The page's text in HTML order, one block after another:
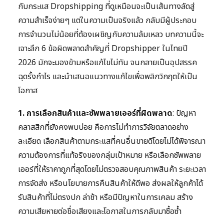
กับกระแส Dropshipping ที่ดูเหมือนจะเป็นเส้นทางลัดสู่
ความสำเร็จง่ายๆ แต่ในความเป็นจริงแล้ว กลับมีผู้ประกอบ
การจำนวนไม่น้อยที่ต้องเผชิญกับความล้มเหลว บทความนี้จะ
เจาะลึก 6 ข้อผิดพลาดสำคัญที่ Dropshipper ในไทยปี
2026 มักจะมองข้ามหรือแก้ไขไม่ทัน จนกลายเป็นอุปสรรค
ฉุดรั้งกำไร และนำเสนอแนวทางแก้ไขเพื่อพลิกวิกฤตให้เป็น
โอกาส
1. การเลือกสินค้าและซัพพลายเออร์ที่ผิดพลาด: ปัญหา
คลาสสิกที่ยังคงพบบ่อย คือการไม่ทำการวิจัยตลาดอย่าง
ละเอียด เลือกสินค้าตามกระแสที่คนอื่นขายดีโดยไม่ได้พิจารณา
ความต้องการที่แท้จริงของกลุ่มเป้าหมาย หรือเลือกซัพพลาย
เออร์ที่ให้ราคาถูกที่สุดโดยไม่ตรวจสอบคุณภาพสินค้า ระยะเวลา
การจัดส่ง หรือนโยบายการคืนสินค้าให้ดีพอ ส่งผลให้ลูกค้าได้
รับสินค้าที่ไม่ตรงปก ล่าช้า หรือมีปัญหาในการเคลม สร้าง